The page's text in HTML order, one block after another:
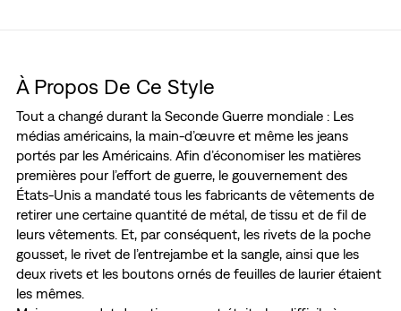
À Propos De Ce Style
Tout a changé durant la Seconde Guerre mondiale : Les
médias américains, la main-d’œuvre et même les jeans
portés par les Américains. Afin d’économiser les matières
premières pour l’effort de guerre, le gouvernement des
États-Unis a mandaté tous les fabricants de vêtements de
retirer une certaine quantité de métal, de tissu et de fil de
leurs vêtements. Et, par conséquent, les rivets de la poche
gousset, le rivet de l’entrejambe et la sangle, ainsi que les
deux rivets et les boutons ornés de feuilles de laurier étaient
les mêmes.